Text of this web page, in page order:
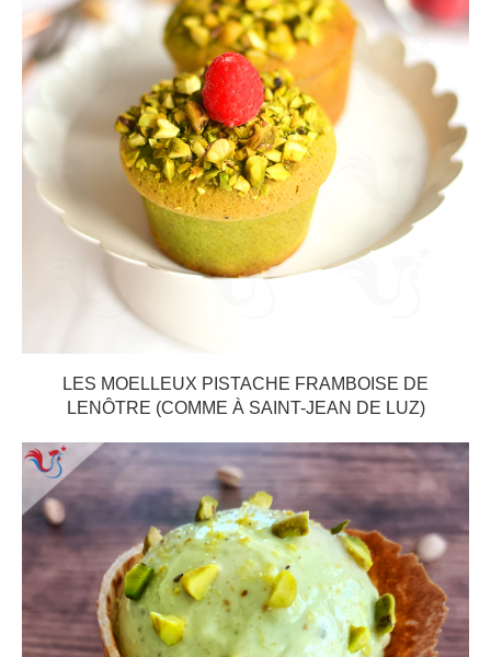
LES MOELLEUX PISTACHE FRAMBOISE DE
LENÔTRE (COMME À SAINT-JEAN DE LUZ)